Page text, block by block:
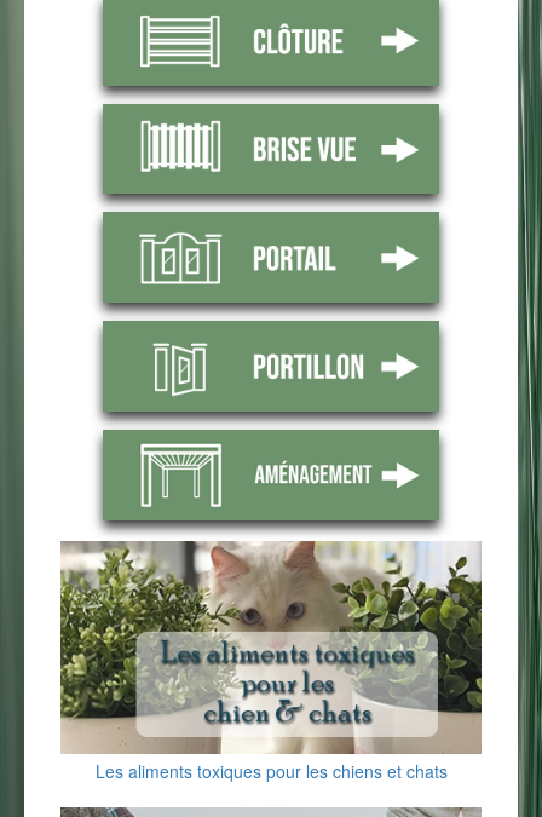
Les aliments toxiques pour les chiens et chats